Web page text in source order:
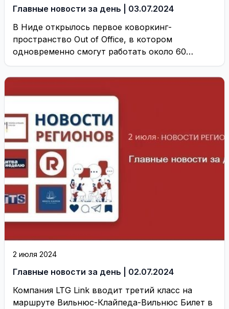
Главные новости за день | 03.07.2024
В Ниде открылось первое коворкинг-
пространство Out of Office, в котором
одновременно смогут работать около 60
человек Заплатив за день, неделю, ...
2 июля 2024
Главные новости за день | 02.07.2024
Компания LTG Link вводит третий класс на
маршруте Вильнюс-Клайпеда-Вильнюс Билет в